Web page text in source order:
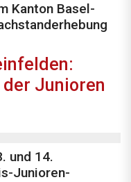
Kanton Basel-
Junioren
und 14.
Junioren-